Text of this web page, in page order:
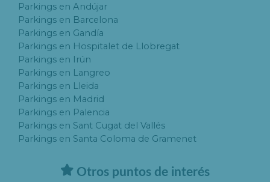
Parkings en Andújar
Parkings en Barcelona
Parkings en Gandía
Parkings en Hospitalet de Llobregat
Parkings en Irún
Parkings en Langreo
Parkings en Lleida
Parkings en Madrid
Parkings en Palencia
Parkings en Sant Cugat del Vallés
Parkings en Santa Coloma de Gramenet
Otros puntos de interés